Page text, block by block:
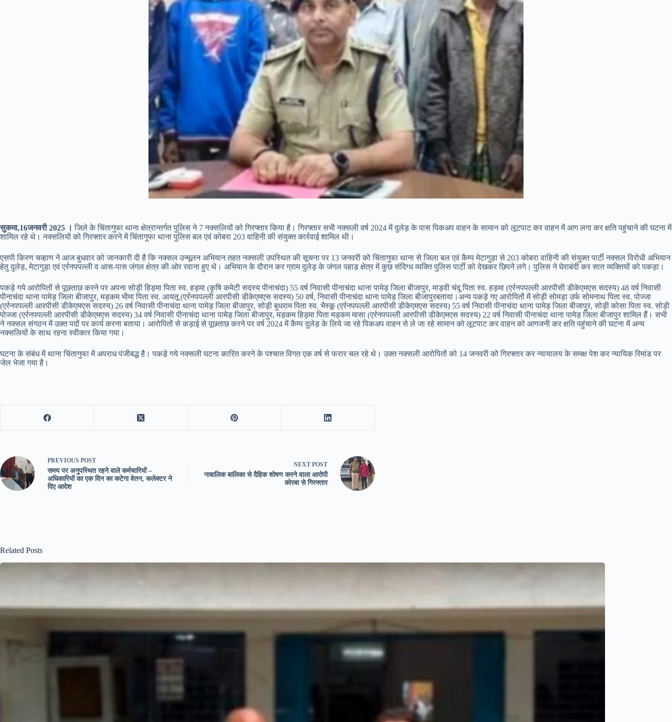
सुकमा,16जनवरी 2025 ।जिले के चिंतागुफा थाना क्षेत्रान्तर्गत पुलिस ने 7 नक्सलियों को गिरफ्तार किया है। गिरफ्तार सभी नक्सली वर्ष 2024 में दुलेड़ के पास पिकअप वाहन के सामान को लूटपाट कर वाहन में आग लगा कर क्षति पहुंचाने की घटना में
शामिल रहे थे। नक्सलियों को गिरफ्तार करने में चिंतागुफा थाना पुलिस बल एवं कोबरा 203 वाहिनी की संयुक्त कार्रवाई शामिल थी।
एसपी किरण चव्हाण ने आज बुधवार को जानकारी दी है कि नक्सल उन्मूलन अभियान तहत नक्सली उपस्थित की सूचना पर 13 जनवरी को चिंतागुफा थाना से जिला बल एवं कैम्प मेटागुड़ा से 203 कोबरा वाहिनी की संयुक्त पार्टी नक्सल विरोधी अभियान
हेतु दुलेड़, मेटागुड़ा एवं एर्रनपपल्ली व आस-पास जंगल क्षेत्र की ओर रवाना हुए थे। अभियान के दौरान कर ग्राम दुलेड़ के जंगल पहाड़ क्षेत्र में कुछ संदिग्ध व्यक्ति पुलिस पार्टी को देखकर छिपने लगे। पुलिस ने घेराबंदी कर सात व्यक्तियों को पकड़ा।
पकड़े गये आरोपितों से पूछताछ करने पर अपना सोड़ी हिड़मा पिता स्व. हड़मा (कृषि कमेटी सदस्य पीनाचंदा) 55 वर्ष निवासी पीनाचंदा थाना पामेड़ जिला बीजापुर, माड़वी चंदू पिता स्व. हड़मा (एर्रनपपल्ली आरपीसी डीकेएमएस सदस्य) 48 वर्ष निवासी
पीनाचंदा थाना पामेड़ जिला बीजापुर, मड़कम भीमा पिता स्व. आयतू (एर्रनपपल्ली आरपीसी डीकेएमएस सदस्य) 50 वर्ष, निवासी पीनाचंदा थाना पामेड़ जिला बीजापुरबताया।अन्य पकड़े गए आरोपितों में सोड़ी सोमड़ा उर्फ सोमनाथ पिता स्व. पोज्जा
(एर्रनपपल्ली आरपीसी डीकेएमएस सदस्य) 26 वर्ष निवासी पीनाचंदा थाना पामेड़ जिला बीजापुर, सोड़ी बुधराम पिता स्व. भैस्कू (एर्रनपपल्ली आरपीसी डीकेएमएस सदस्य) 55 वर्ष निवासी पीनाचंदा थाना पामेड़ जिला बीजापुर, सोड़ी कोसा पिता स्व. सोड़ी
पोज्जा (एर्रनपपल्ली आरपीसी डीकेएमएस सदस्य) 34 वर्ष निवासी पीनाचंदा थाना पामेड़ जिला बीजापुर, मड़कम हिड़मा पिता मड़कम मासा (एर्रनपपल्ली आरपीसी डीकेएमएस सदस्य) 22 वर्ष निवासी पीनाचंदा थाना पामेड़ जिला बीजापुर शामिल हैं। सभी
ने नक्सल संगठन में उक्त पदों पर कार्य करना बताया। आरोपितों से कड़ाई से पूछताछ करने पर वर्ष 2024 में कैम्प दुलेड़ के लिये जा रहे पिकअप वाहन से ले जा रहे सामान को लूटपाट कर वाहन को आगजनी कर क्षति पहुंचाने की घटना में अन्य
नक्सलियों के साथ रहना स्वीकार किया गया।
घटना के संबंध में थाना चिंतागुफा में अपराध पंजीबद्ध है। पकडे़ गये नक्सली घटना कारित करने के पश्चात विगत एक वर्ष से फरार चल रहे थे। उक्त नक्सली आरोपितों को 14 जनवरी को गिरफ्तार कर न्यायालय के समक्ष पेश कर न्यायिक रिमांड पर
जेल भेजा गया है।
PREVIOUS POST
समय पर अनुपस्थित रहने वाले कर्मचारियों –
अधिकारियों का एक दिन का कटेगा वेतन, कलेक्टर ने
दिए आदेश
NEXT POST
नाबालिक बालिका से दैहिक शोषण करने वाला आरोपी
कोरबा से गिरफ्तार
Related Posts